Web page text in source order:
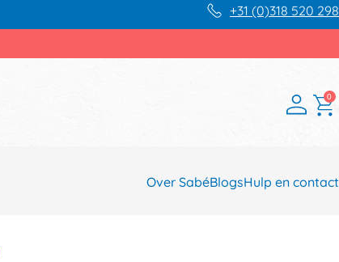
+31 (0)318 520 298
0
Over SabéBlogsHulp en contact